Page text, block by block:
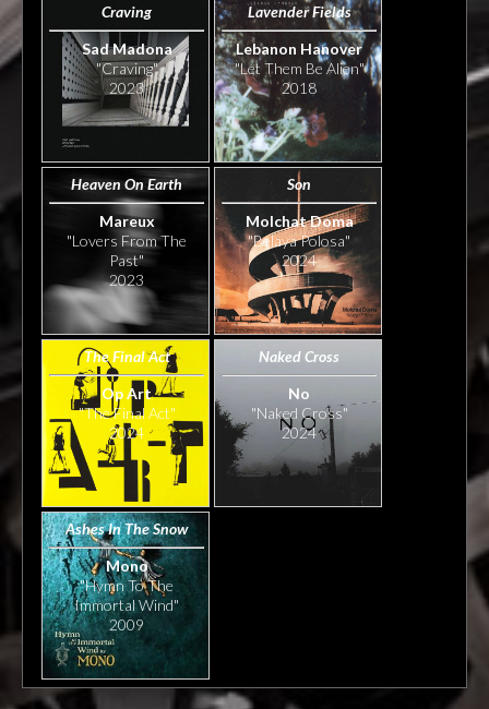
Craving
Sad Madona
"Craving"
2023
Lavender Fields
Lebanon Hanover
"Let Them Be Alien"
2018
Heaven On Earth
Mareux
"Lovers From The
Past"
2023
Son
Molchat Doma
"Belaya Polosa"
2024
The Final Act
Op Art
"The Final Act"
2024
Naked Cross
No
"Naked Cross"
2024
Ashes In The Snow
Mono
"Hymn To The
Immortal Wind"
2009